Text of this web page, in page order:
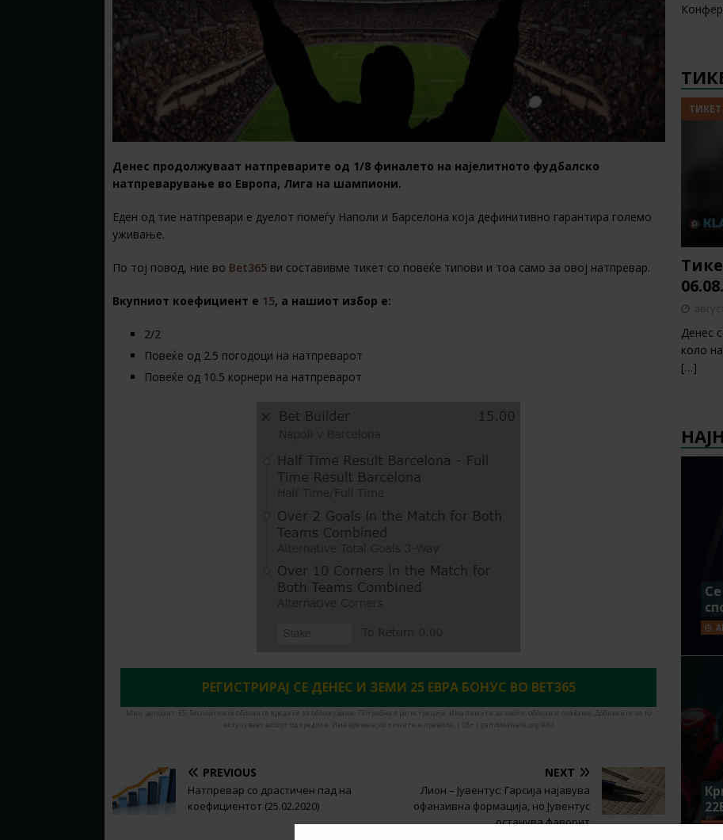
Денес продолжуваат натпреварите од 1/8 финалето на најелитното фудбалско
натпреварување во Европа, Лига на шампиони.
Еден од тие натпревари е дуелот помеѓу Наполи и Барселона која дефинитивно гарантира големо
уживање.
По тој повод, ние во Bet365 ви составивме тикет со повеќе типови и тоа само за овој натпревар.
Вкупниот коефициент е 15, а нашиот избор е:
2/2
Повеќе од 2.5 погодоци на натпреварот
Повеќе од 10.5 корнери на натпреварот
РЕГИСТРИРАЈ СЕ ДЕНЕС И ЗЕМИ 25 ЕВРА БОНУС ВО BET365
Мин. депозит: €5. Бесплатните облози се кредити за обложување. Потребна е регистрација. Има лимити за квоти, облози и плаќање. Добивките не го
вклучуваат влогот од кредити. Има временски лимити и правила. | 18+ | gambleaware.org #Ad
PREVIOUS
Натпревар со драстичен пад на
коефициентот (25.02.2020)
NEXT
Лион – Јувентус: Гарсија најавува
офанзивна формација, но Јувентус
останува фаворит
Денес
коло
[…]